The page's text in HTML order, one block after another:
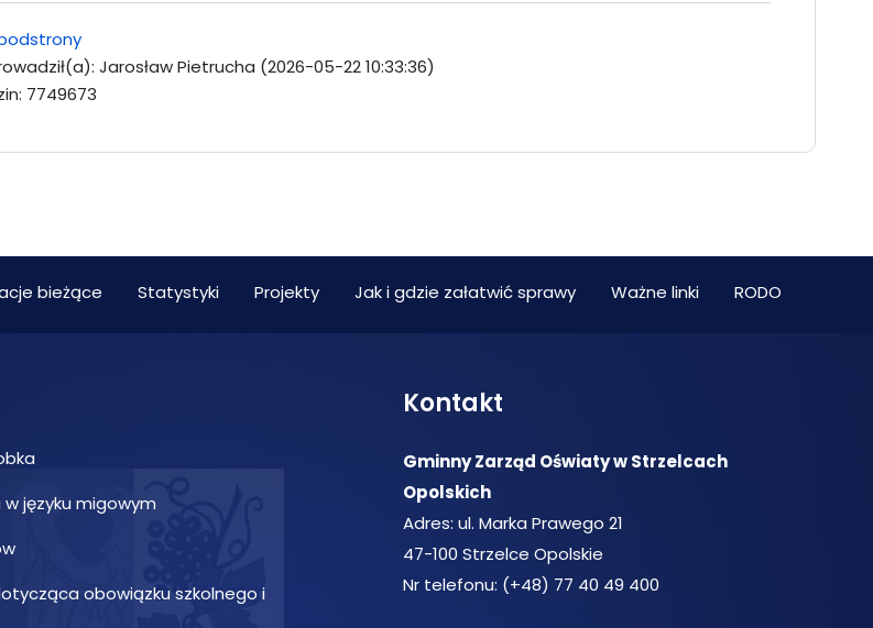
Jarosław Pietrucha (2026-05-22 10:33:36)
7749673
bieżące Statystyki Projekty Jak i gdzie załatwić sprawy Ważne linki RODO
języku migowym
obowiązku szkolnego i
Kontakt
Gminny Zarząd Oświaty w Strzelcach
Opolskich
Adres: ul. Marka Prawego 21
47-100 Strzelce Opolskie
Nr telefonu: (+48) 77 40 49 400